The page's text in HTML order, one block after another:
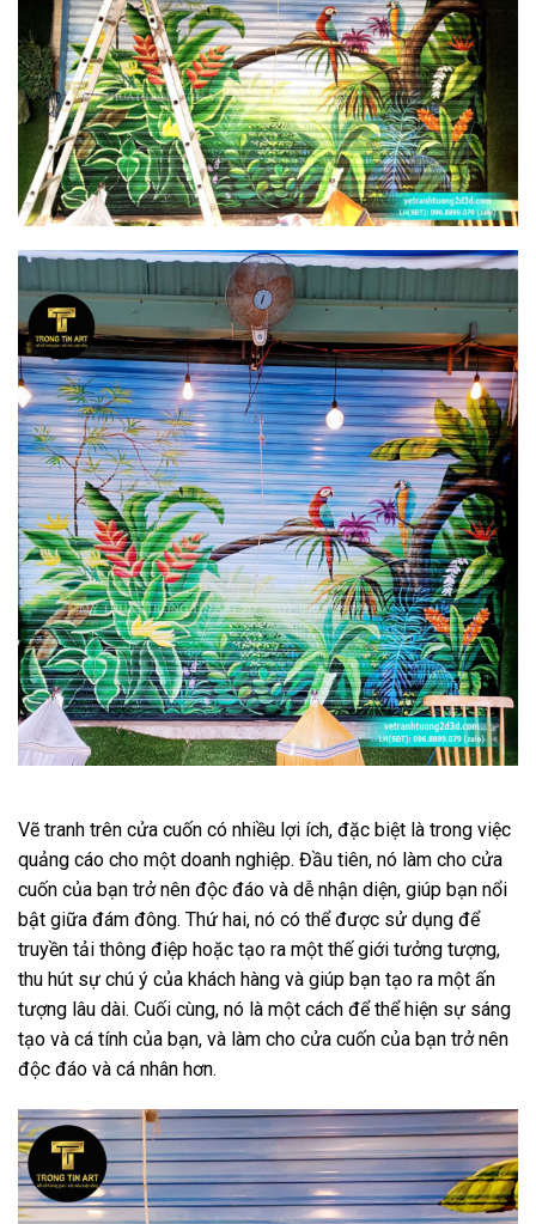
Vẽ tranh trên cửa cuốn có nhiều lợi ích, đặc biệt là trong việc
quảng cáo cho một doanh nghiệp. Đầu tiên, nó làm cho cửa
cuốn của bạn trở nên độc đáo và dễ nhận diện, giúp bạn nổi
bật giữa đám đông. Thứ hai, nó có thể được sử dụng để
truyền tải thông điệp hoặc tạo ra một thế giới tưởng tượng,
thu hút sự chú ý của khách hàng và giúp bạn tạo ra một ấn
tượng lâu dài. Cuối cùng, nó là một cách để thể hiện sự sáng
tạo và cá tính của bạn, và làm cho cửa cuốn của bạn trở nên
độc đáo và cá nhân hơn.